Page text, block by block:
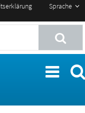
Sprache